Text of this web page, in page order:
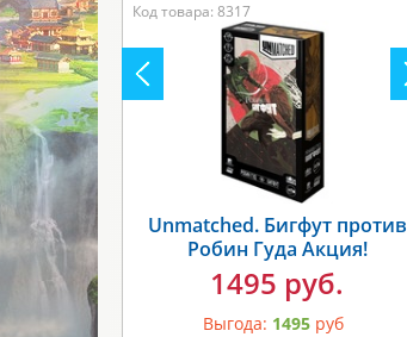
Код товара: 8317
Unmatched. Бигфут против
Робин Гуда Акция!
1495 руб.
Выгода: 1495 руб